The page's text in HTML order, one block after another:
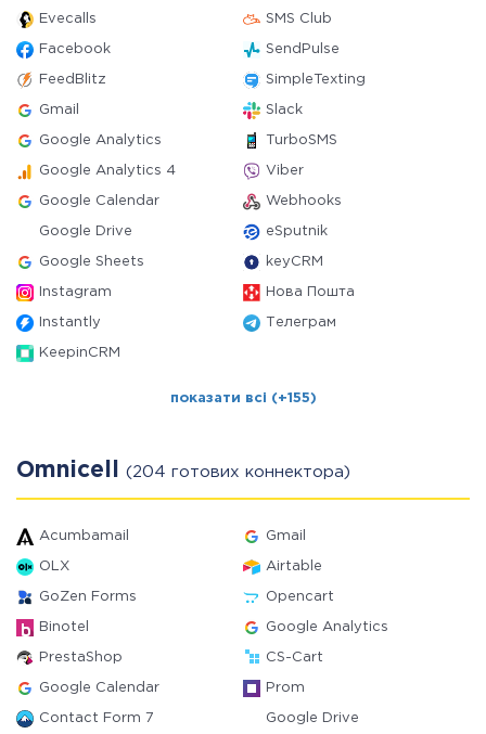
Evecalls SMS Club
Facebook SendPulse
FeedBlitz SimpleTexting
Gmail Slack
Google Analytics TurboSMS
Google Analytics 4 Viber
Google Calendar Webhooks
Google Drive eSputnik
Google Sheets keyCRM
Instagram Нова Пошта
Instantly Телеграм
KeepinCRM
показати всі (+155)
Omnicell (204 готових коннектора)
Acumbamail Gmail
OLX Airtable
GoZen Forms Opencart
Binotel Google Analytics
PrestaShop CS-Cart
Google Calendar Prom
Contact Form 7 Google Drive